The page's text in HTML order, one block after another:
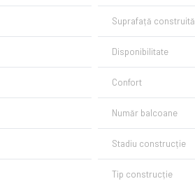
Suprafață construită
Disponibilitate
Confort
Număr balcoane
Stadiu construcție
Tip construcție